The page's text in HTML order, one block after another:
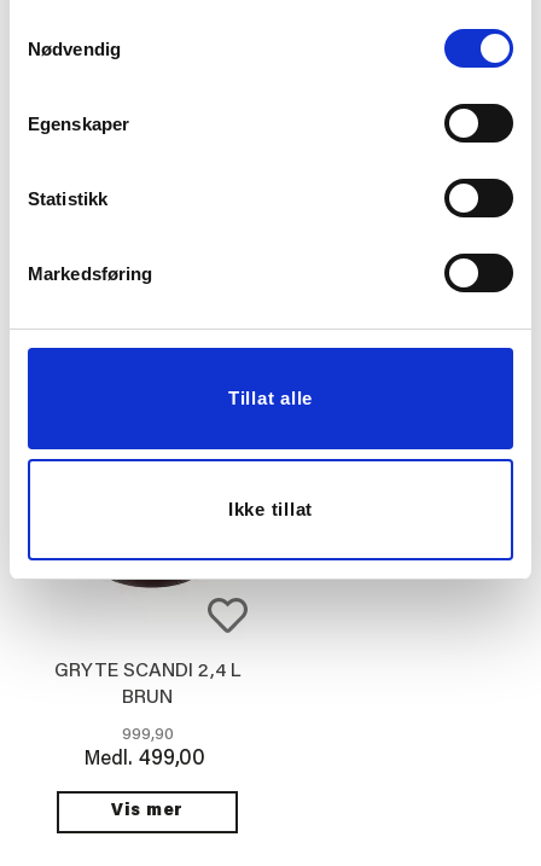
Nødvendig
Egenskaper
Statistikk
Markedsføring
Tillat alle
Ikke tillat
50%
SCANDI KOK & STEK, 4
DELER, BEIGE
Medl.249,00 Medl.449,00
GRYTE SCANDI 2,4 L
BRUN
999,90
Medl. 499,00
Vis mer